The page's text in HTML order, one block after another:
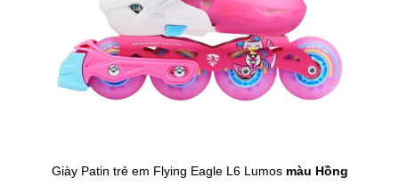
Giày Patin trẻ em Flying Eagle L6 Lumos màu Hồng